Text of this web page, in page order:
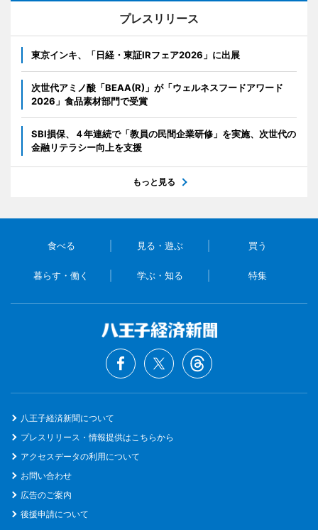
プレスリリース
東京インキ、「日経・東証IRフェア2026」に出展
次世代アミノ酸「BEAA(R)」が「ウェルネスフードアワード
2026」食品素材部門で受賞
SBI損保、４年連続で「教員の民間企業研修」を実施、次世代の
金融リテラシー向上を支援
もっと見る
食べる 見る・遊ぶ 買う
暮らす・働く 学ぶ・知る 特集
八王子経済新聞について
プレスリリース・情報提供はこちらから
アクセスデータの利用について
お問い合わせ
広告のご案内
後援申請について